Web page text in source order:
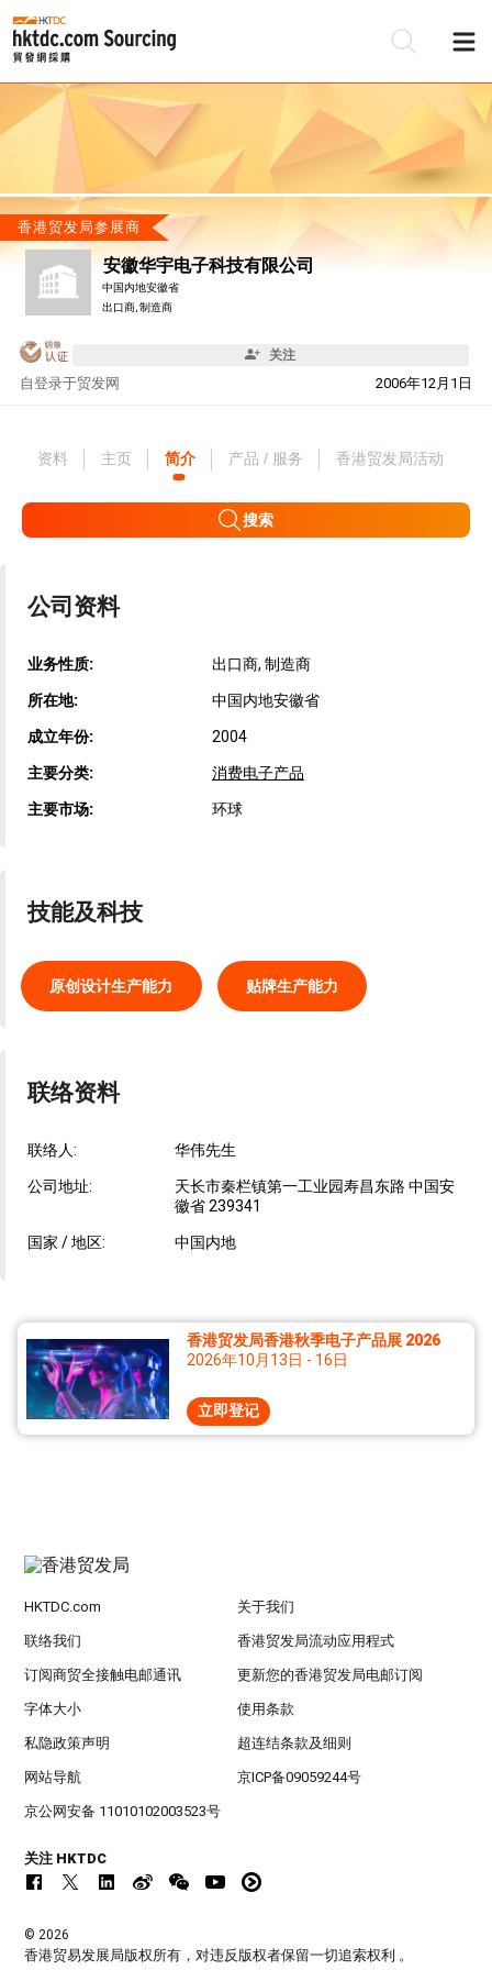
香港贸发局参展商
安徽华宇电子科技有限公司
中国内地安徽省
出口商, 制造商
关注
自 2006年12月1日
登录于贸发网
资料 主页 简介 产品 / 服务 香港贸发局活动
搜索
公司资料
业务性质: 出口商, 制造商
所在地: 中国内地安徽省
成立年份: 2004
主要分类: 消费电子产品
主要市场: 环球
技能及科技
原创设计生产能力 贴牌生产能力
联络资料
联络人: 华伟先生
公司地址:
天长市秦栏镇第一工业园寿昌东路 中国安
徽省 239341
国家 / 地区: 中国内地
香港贸发局香港秋季电子产品展 2026
2026年10月13日 - 16日
立即登记
HKTDC.com 关于我们
联络我们 香港贸发局流动应用程式
订阅商贸全接触电邮通讯 更新您的香港贸发局电邮订阅
字体大小 使用条款
私隐政策声明 超连结条款及细则
网站导航 京ICP备09059244号
京公网安备 11010102003523号
关注 HKTDC
© 2026
香港贸易发展局版权所有，对违反版权者保留一切追索权利 。